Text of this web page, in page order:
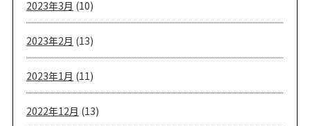
2023年3月 (10)
2023年2月 (13)
2023年1月 (11)
2022年12月 (13)